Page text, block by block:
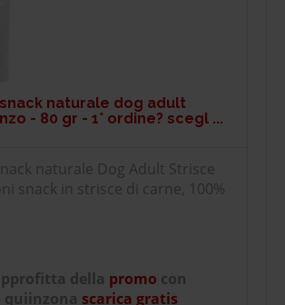
naturale dog adult
- 80 gr - 1° ordine? scegl ...
naturale Dog Adult Strisce
snack in strisce di carne, 100%
della promo con
quiinzona scarica gratis